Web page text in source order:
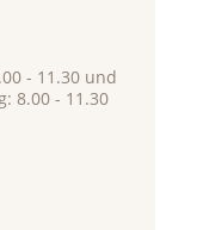
- 11.30 und
8.00 - 11.30